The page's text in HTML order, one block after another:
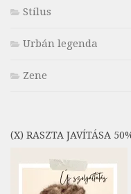
Stílus
Urbán legenda
Zene
(X) RASZTA JAVÍTÁSA